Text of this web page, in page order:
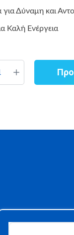
Δύναμη και
Καλή Ενέργεια